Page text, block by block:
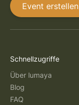
Event erstellen
Schnellzugriffe
Über lumaya
Blog
FAQ